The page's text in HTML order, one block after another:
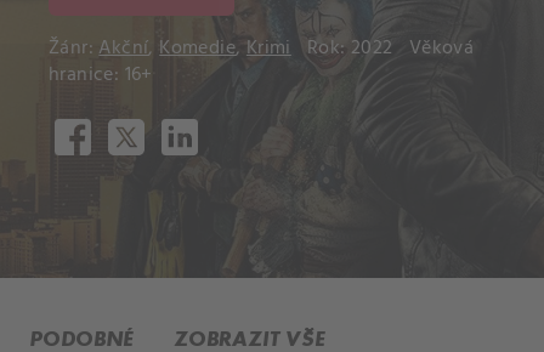
Žánr:Akční,Komedie, Krimi Rok: 2022
Věková
hranice: 16+
PODOBNÉ ZOBRAZIT VŠE